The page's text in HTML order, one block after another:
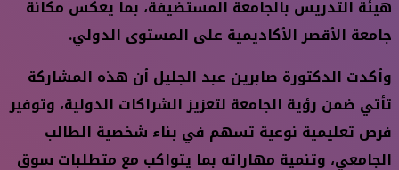
هيئة التدريس بالجامعة المستضيفة، بما يعكس مكانة
جامعة الأقصر الأكاديمية على المستوى الدولي.
وأكدت الدكتورة صابرين عبد الجليل أن هذه المشاركة
تأتي ضمن رؤية الجامعة لتعزيز الشراكات الدولية، وتوفير
فرص تعليمية نوعية تسهم في بناء شخصية الطالب
الجامعي، وتنمية مهاراته بما يتواكب مع متطلبات سوق